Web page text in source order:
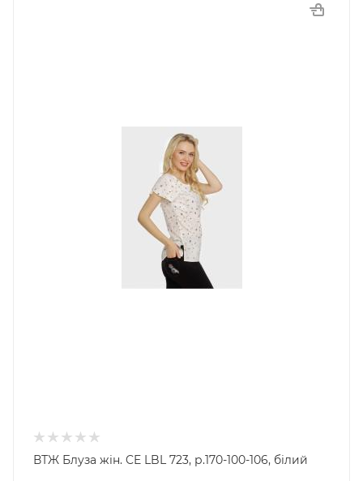
ВТЖ Блуза жін. CE LBL 723, р.170-100-106, білий